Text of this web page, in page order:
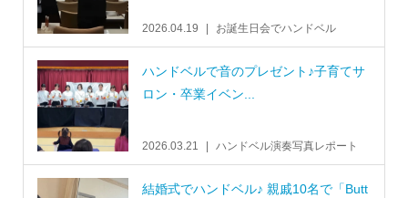
2026.04.19 お誕生日会でハンドベル
ハンドベルで音のプレゼント♪子育てサ
ロン・卒業イベン...
2026.03.21 ハンドベル演奏写真レポート
結婚式でハンドベル♪ 親戚10名で「Butt